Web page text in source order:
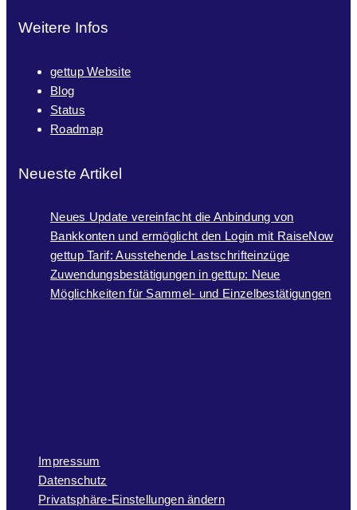
Weitere Infos
gettup Website
Blog
Status
Roadmap
Neueste Artikel
Neues Update vereinfacht die Anbindung von
Bankkonten und ermöglicht den Login mit RaiseNow
gettup Tarif: Ausstehende Lastschrifteinzüge
Zuwendungsbestätigungen in gettup: Neue
Möglichkeiten für Sammel- und Einzelbestätigungen
Impressum
Datenschutz
Privatsphäre-Einstellungen ändern